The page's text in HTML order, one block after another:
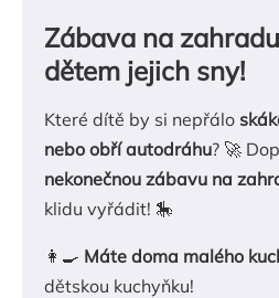
Zábava na
dětem jejich sny!
Které dítě by si nepřálo
nebo obří autodráhu? 🚀
nekonečnou zábavu na
klidu vyřádit! 🎠
👩‍🍳 Máte doma malého
dětskou kuchyňku!